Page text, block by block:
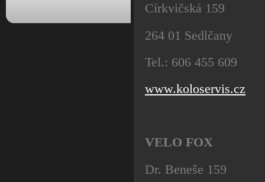
Církvičská 159
264 01 Sedlčany
Tel.: 606 455 609
www.koloservis.cz
VELO FOX
Dr. Beneše 159